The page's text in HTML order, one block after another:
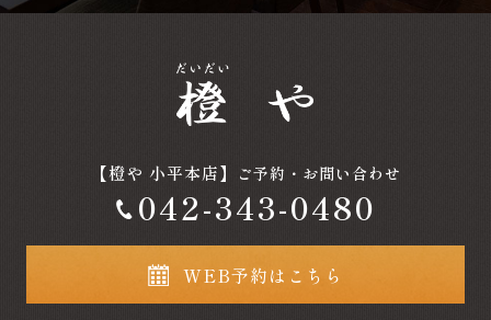
【橙や 小平本店】 ご予約・お問い合わせ
042-343-0480
WEB予約はこちら